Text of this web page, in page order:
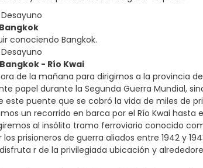
conociendo Bangkok.
- Río Kwai
de la mañana para dirigirnos a la provincia
papel durante la Segunda Guerra Mundial,
este puente que se cobró la vida de miles de
un recorrido en barca por el Río Kwai
al insólito tramo ferroviario conocido
prisioneros de guerra aliados entre 1942 y
r de la privilegiada ubicación y